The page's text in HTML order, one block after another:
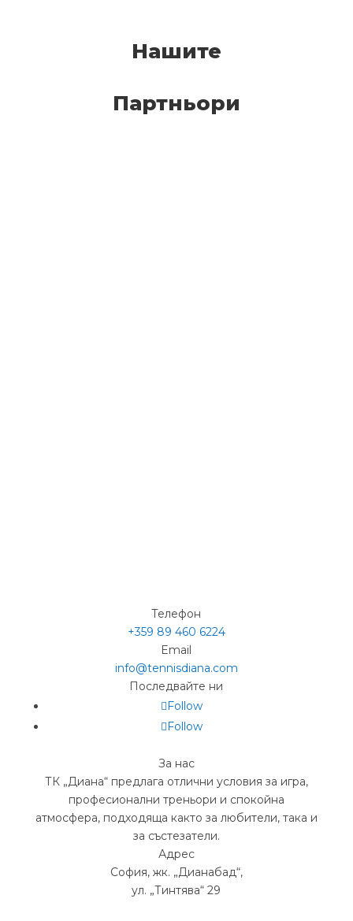
Нашите
Партньори
Телефон
+359 89 460 6224­
Email
info@tennisdiana.com
Последвайте ни
Follow
Follow
За нас
ТК „Диана“ предлага отлични условия за игра,
професионални треньори и спокойна
атмосфера, подходяща както за любители, така и
за състезатели.
Адрес
София, жк. „Дианабад“,
ул. „Тинтява“ 29